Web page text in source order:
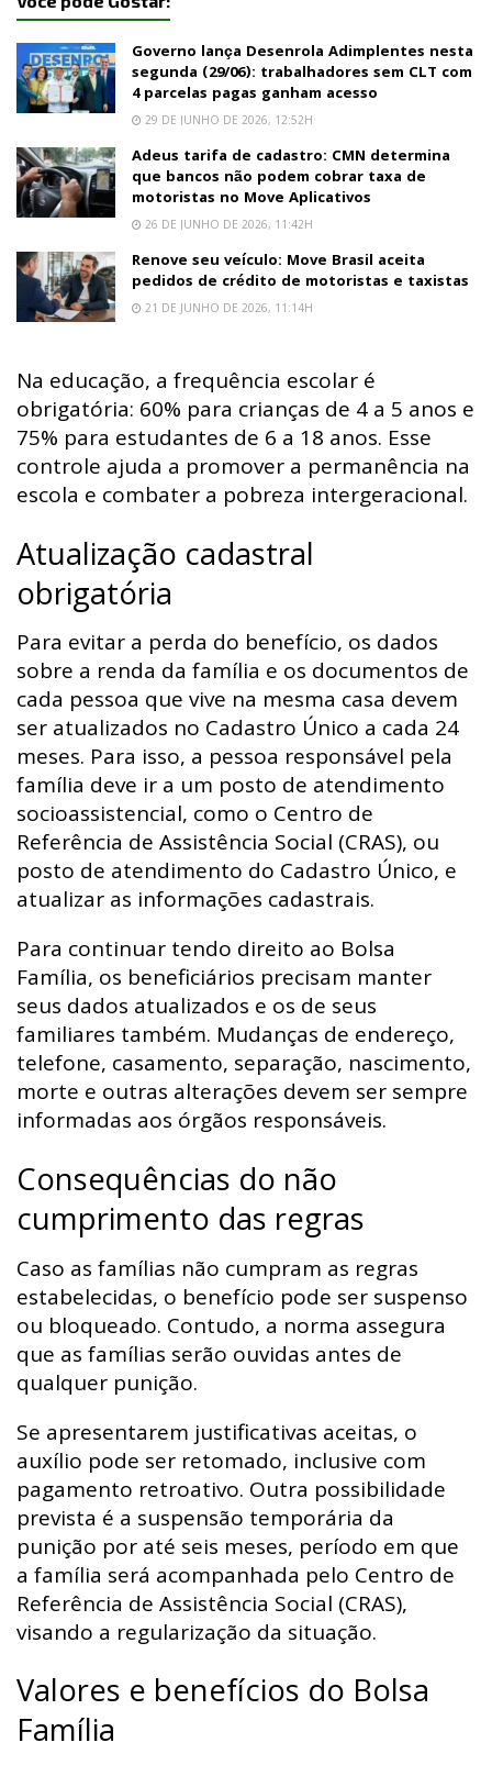
Governo lança Desenrola Adimplentes nesta
segunda (29/06): trabalhadores sem CLT com
4 parcelas pagas ganham acesso
29 DE JUNHO DE 2026, 12:52H
Adeus tarifa de cadastro: CMN determina
que bancos não podem cobrar taxa de
motoristas no Move Aplicativos
26 DE JUNHO DE 2026, 11:42H
Renove seu veículo: Move Brasil aceita
pedidos de crédito de motoristas e taxistas
21 DE JUNHO DE 2026, 11:14H
Na educação, a frequência escolar é
obrigatória: 60% para crianças de 4 a 5 anos e
75% para estudantes de 6 a 18 anos. Esse
controle ajuda a promover a permanência na
escola e combater a pobreza intergeracional.
Atualização cadastral
obrigatória
Para evitar a perda do benefício, os dados
sobre a renda da família e os documentos de
cada pessoa que vive na mesma casa devem
ser atualizados no Cadastro Único a cada 24
meses. Para isso, a pessoa responsável pela
família deve ir a um posto de atendimento
socioassistencial, como o Centro de
Referência de Assistência Social (CRAS), ou
posto de atendimento do Cadastro Único, e
atualizar as informações cadastrais.
Para continuar tendo direito ao Bolsa
Família, os beneficiários precisam manter
seus dados atualizados e os de seus
familiares também. Mudanças de endereço,
telefone, casamento, separação, nascimento,
morte e outras alterações devem ser sempre
informadas aos órgãos responsáveis.
Consequências do não
cumprimento das regras
Caso as famílias não cumpram as regras
estabelecidas, o benefício pode ser suspenso
ou bloqueado. Contudo, a norma assegura
que as famílias serão ouvidas antes de
qualquer punição.
Se apresentarem justificativas aceitas, o
auxílio pode ser retomado, inclusive com
pagamento retroativo. Outra possibilidade
prevista é a suspensão temporária da
punição por até seis meses, período em que
a família será acompanhada pelo Centro de
Referência de Assistência Social (CRAS),
visando a regularização da situação.
Valores e benefícios do Bolsa
Família